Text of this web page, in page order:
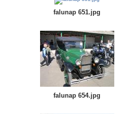
falunap 651.jpg
falunap 654.jpg